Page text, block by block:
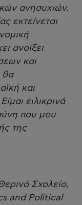
ανησυχιών.
εκτείνεται
ανοίξει
και
θα
και
ειλικρινά
που μου
της
Σχολείο,
and Political